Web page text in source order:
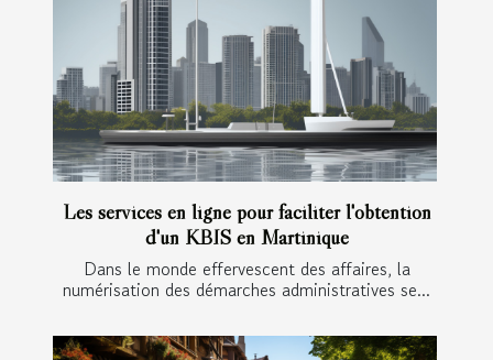
Les services en ligne pour faciliter l'obtention
d'un KBIS en Martinique
Dans le monde effervescent des affaires, la
numérisation des démarches administratives se...